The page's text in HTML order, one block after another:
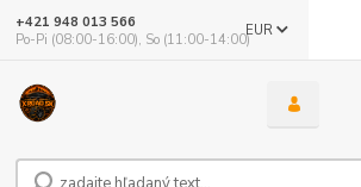
EUR
+421 948 013 566
Po-Pi (08:00-16:00), So (11:00-14:00)